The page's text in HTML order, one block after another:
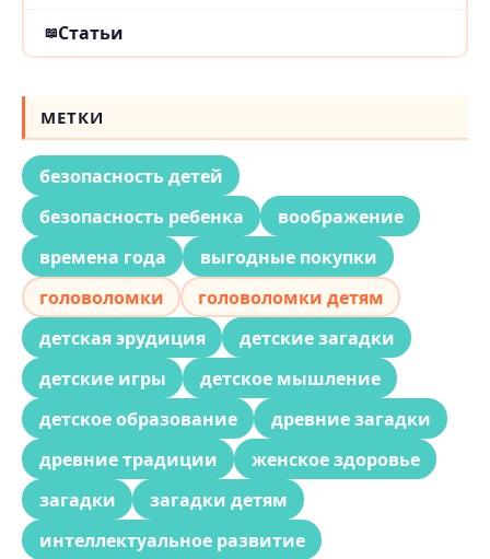
Статьи
МЕТКИ
безопасность детей
безопасность ребенка
воображение
времена года
выгодные покупки
головоломки
головоломки детям
детская эрудиция
детские загадки
детские игры
детское мышление
детское образование
древние загадки
древние традиции
женское здоровье
загадки
загадки детям
интеллектуальное развитие